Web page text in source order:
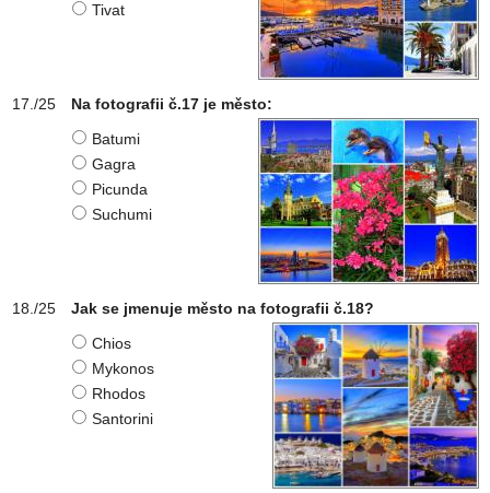
Tivat
Na fotografii č.17 je město:
Batumi
Gagra
Picunda
Suchumi
Jak se jmenuje město na fotografii č.18?
Chios
Mykonos
Rhodos
Santorini